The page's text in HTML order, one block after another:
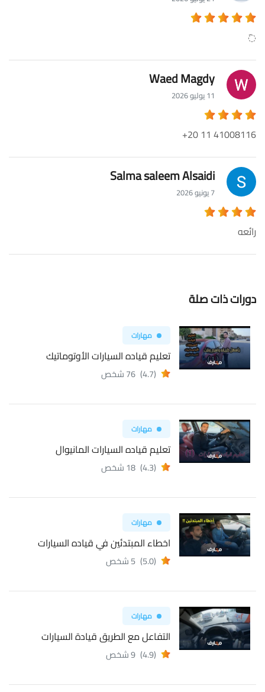
◌َ
Waed Magdy
11 يوليو 2026
‎+20 11 41008116
Salma saleem Alsaidi
7 يونيو 2026
رائعه
دورات ذات صلة
مهارات
تعليم قياده السيارات الأوتوماتيك
(4.7) 76 شخص
مهارات
تعليم قياده السيارات المانيوال
(4.3) 18 شخص
مهارات
اخطاء المبتدئين في قياده السيارات
(5.0) 5 شخص
مهارات
التفاعل مع الطريق قيادة السيارات
(4.9) 9 شخص